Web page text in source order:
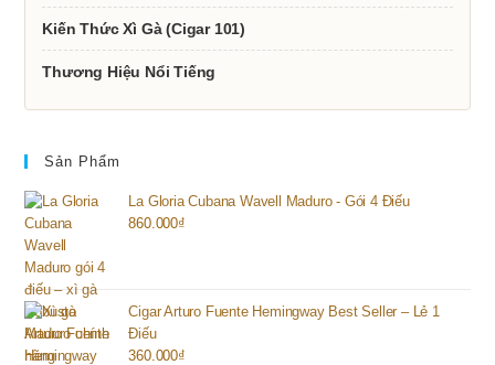
Kiến Thức Xì Gà (Cigar 101)
Thương Hiệu Nổi Tiếng
Sản Phẩm
La Gloria Cubana Wavell Maduro - Gói 4 Điếu
860.000₫
Cigar Arturo Fuente Hemingway Best Seller – Lẻ 1
Điếu
360.000₫